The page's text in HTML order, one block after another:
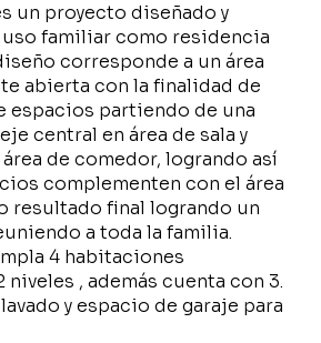
un proyecto diseñado y
familiar como residencia
corresponde a un área
abierta con la finalidad de
espacios partiendo de una
central en área de sala y
de comedor, logrando así
complementen con el área
resultado final logrando un
a toda la familia.
4 habitaciones
, además cuenta con 3.
y espacio de garaje para